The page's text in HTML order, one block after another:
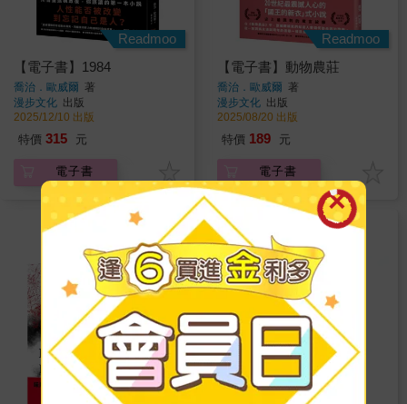
Readmoo
【電子書】1984
喬治．歐威爾 著
漫步文化 出版
2025/12/10 出版
特價 315 元
電子書
Readmoo
【電子書】動物農莊
喬治．歐威爾 著
漫步文化 出版
2025/08/20 出版
特價 189 元
電子書